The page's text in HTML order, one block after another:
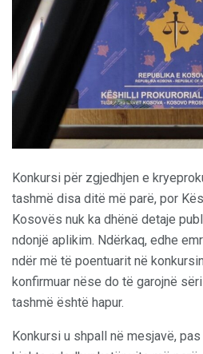
Konkursi për zgjedhjen e
tashmë disa ditë më parë, por
Kosovës nuk ka dhënë detaje
ndonjë aplikim. Ndërkaq, edhe
ndër më të poentuarit në
konfirmuar nëse do të garojnë
tashmë është hapur.
Konkursi u shpall në mesjavë,